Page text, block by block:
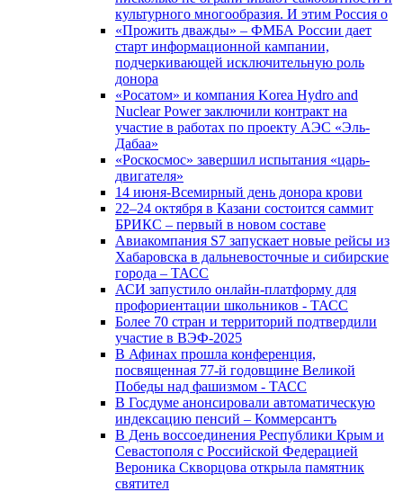
культурного многообразия. И этим Россия о
«Прожить дважды» – ФМБА России дает
старт информационной кампании,
подчеркивающей исключительную роль
донора
«Росатом» и компания Korea Hydro and
Nuclear Power заключили контракт на
участие в работах по проекту АЭС «Эль-
Дабаа»
«Роскосмос» завершил испытания «царь-
двигателя»
14 июня-Всемирный день донора крови
22–24 октября в Казани состоится саммит
БРИКС – первый в новом составе
Авиакомпания S7 запускает новые рейсы из
Хабаровска в дальневосточные и сибирские
города – ТАСС
АСИ запустило онлайн-платформу для
профориентации школьников - ТАСС
Более 70 стран и территорий подтвердили
участие в ВЭФ-2025
В Афинах прошла конференция,
посвященная 77-й годовщине Великой
Победы над фашизмом - ТАСС
В Госдуме анонсировали автоматическую
индексацию пенсий – Коммерсантъ
В День воссоединения Республики Крым и
Севастополя с Российской Федерацией
Вероника Скворцова открыла памятник
святител